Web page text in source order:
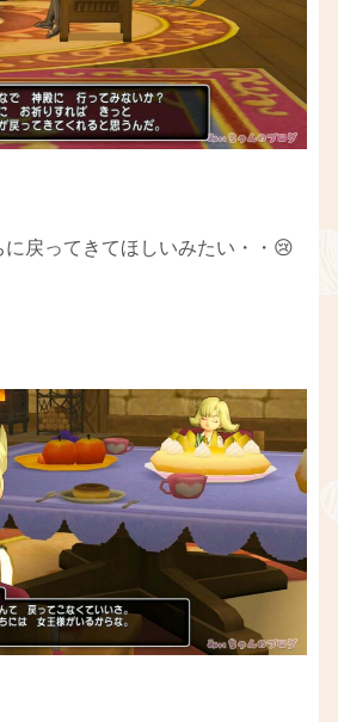
戻ってきてほしいみたい・・😢